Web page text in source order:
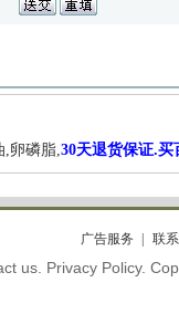
,卵磷脂,30天退货保证.买
广告服务 联
us. Privacy Policy.